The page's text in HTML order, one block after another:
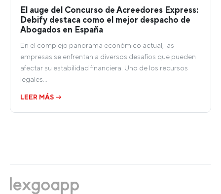
El auge del Concurso de Acreedores Express:
Debify destaca como el mejor despacho de
Abogados en España
En el complejo panorama económico actual, las
empresas se enfrentan a diversos desafíos que pueden
afectar su estabilidad financiera. Uno de los recursos
legales…
LEER MÁS →